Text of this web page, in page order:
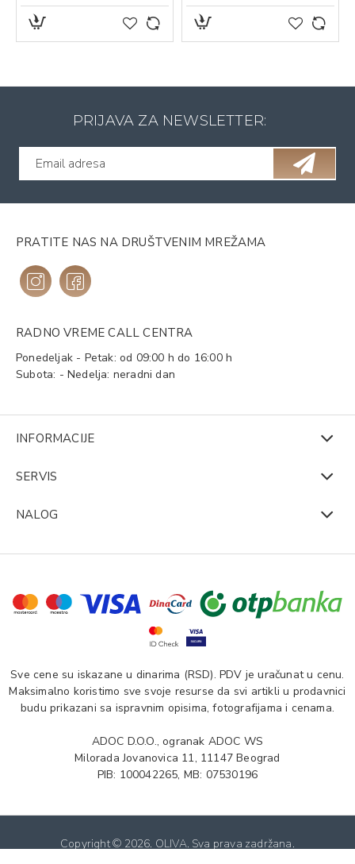
PRIJAVA ZA NEWSLETTER:
PRATITE NAS NA DRUŠTVENIM MREŽAMA
RADNO VREME CALL CENTRA
Ponedeljak - Petak: od 09:00 h do 16:00 h
Subota: - Nedelja: neradni dan
INFORMACIJE
SERVIS
NALOG
Sve cene su iskazane u dinarima (RSD). PDV je uračunat u cenu.
Maksimalno koristimo sve svoje resurse da svi artikli u prodavnici
budu prikazani sa ispravnim opisima, fotografijama i cenama.
ADOC D.O.O., ogranak ADOC WS
Milorada Jovanovica 11, 11147 Beograd
PIB: 100042265, MB: 07530196
Copyright © 2026. OLIVA. Sva prava zadržana.